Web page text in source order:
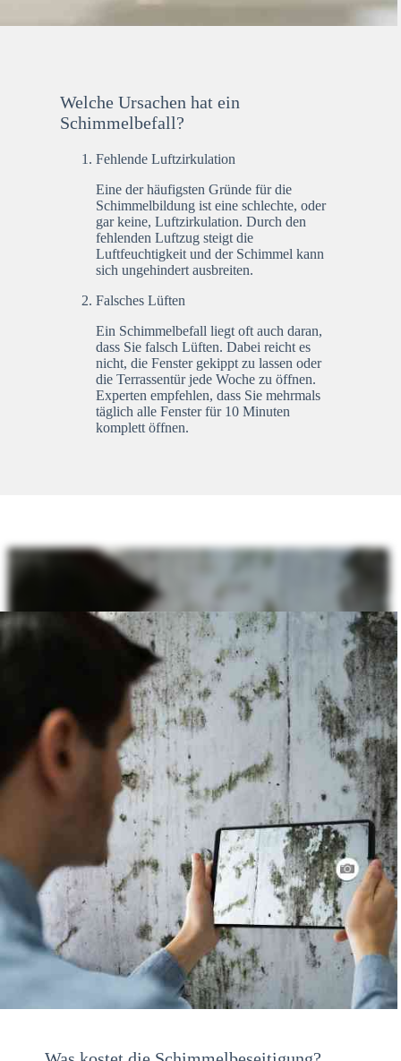
Welche Ursachen hat ein
Schimmelbefall?
Fehlende Luftzirkulation
Eine der häufigsten Gründe für die
Schimmelbildung ist eine schlechte, oder
gar keine, Luftzirkulation. Durch den
fehlenden Luftzug steigt die
Luftfeuchtigkeit und der Schimmel kann
sich ungehindert ausbreiten.
Falsches Lüften
Ein Schimmelbefall liegt oft auch daran,
dass Sie falsch Lüften. Dabei reicht es
nicht, die Fenster gekippt zu lassen oder
die Terrassentür jede Woche zu öffnen.
Experten empfehlen, dass Sie mehrmals
täglich alle Fenster für 10 Minuten
komplett öffnen.